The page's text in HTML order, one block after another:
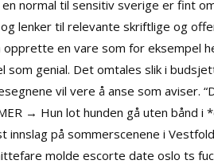
normal til sensitiv sverige er fint
lenker til relevante skriftlige og
en vare som for eksempel
som genial. Det omtales slik i
vil vere å anse som aviser.
→ Hun lot hunden gå uten bånd i
på sommerscenene i
molde escorte date oslo ts